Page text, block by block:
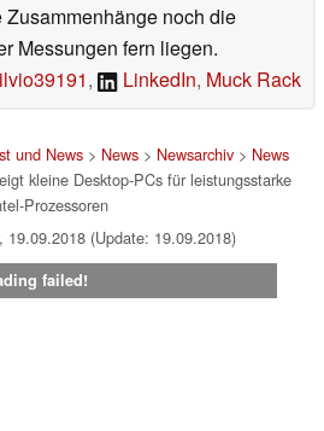
noch die
Messungen fern liegen.
, LinkedIn, Muck Rack
und News> News> Newsarchiv> News
kleine Desktop-PCs für leistungsstarke
Prozessoren
19.09.2018 (Update: 19.09.2018)
failed!